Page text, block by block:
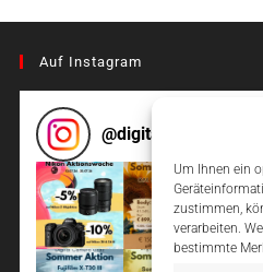
Um Ihnen ein
zustimmen,
verarbeiten.
bestimmte
Auf Instagram
@digitalcameragraz